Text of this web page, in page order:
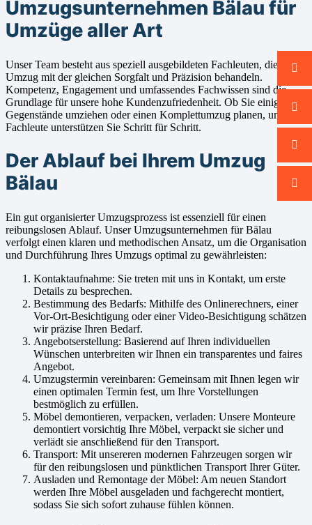
Umzugsunternehmen Bälau für
Umzüge aller Art
Unser Team besteht aus speziell ausgebildeten Fachleuten, die jeden
Umzug mit der gleichen Sorgfalt und Präzision behandeln.
Kompetenz, Engagement und umfassendes Fachwissen sind die
Grundlage für unsere hohe Kundenzufriedenheit. Ob Sie einige
Gegenstände umziehen oder einen Komplettumzug planen, unsere
Fachleute unterstützen Sie Schritt für Schritt.
Der Ablauf bei Ihrem Umzug
Bälau
Ein gut organisierter Umzugsprozess ist essenziell für einen
reibungslosen Ablauf. Unser Umzugsunternehmen für Bälau
verfolgt einen klaren und methodischen Ansatz, um die Organisation
und Durchführung Ihres Umzugs optimal zu gewährleisten:
Kontaktaufnahme: Sie treten mit uns in Kontakt, um erste
Details zu besprechen.
Bestimmung des Bedarfs: Mithilfe des Onlinerechners, einer
Vor-Ort-Besichtigung oder einer Video-Besichtigung schätzen
wir präzise Ihren Bedarf.
Angebotserstellung: Basierend auf Ihren individuellen
Wünschen unterbreiten wir Ihnen ein transparentes und faires
Angebot.
Umzugstermin vereinbaren: Gemeinsam mit Ihnen legen wir
einen optimalen Termin fest, um Ihre Vorstellungen
bestmöglich zu erfüllen.
Möbel demontieren, verpacken, verladen: Unsere Monteure
demontiert vorsichtig Ihre Möbel, verpackt sie sicher und
verlädt sie anschließend für den Transport.
Transport: Mit unsereren modernen Fahrzeugen sorgen wir
für den reibungslosen und pünktlichen Transport Ihrer Güter.
Ausladen und Remontage der Möbel: Am neuen Standort
werden Ihre Möbel ausgeladen und fachgerecht montiert,
sodass Sie sich sofort zuhause fühlen können.